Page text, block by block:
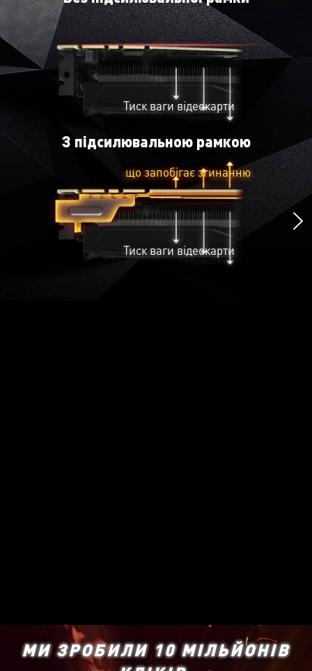
Тиск ваги відеокарти
З підсилювальною рамкою
Тиск ваги відеокарти
що запобігає згинанню
навантаження на материнську плату.
роботу.
МИ ЗРОБИЛИ 10 МІЛЬЙОНІВ